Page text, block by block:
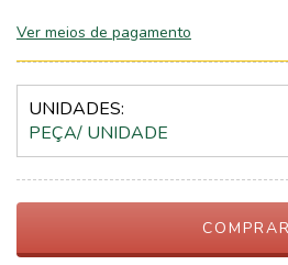
Ver meios de pagamento
UNIDADES:
PEÇA/ UNIDADE